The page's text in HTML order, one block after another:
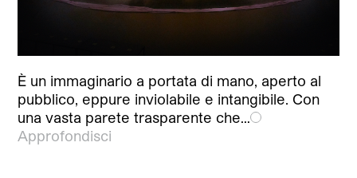
È un immaginario a portata di mano, aperto al
pubblico, eppure inviolabile e intangibile. Con
una vasta parete trasparente che…
Approfondisci